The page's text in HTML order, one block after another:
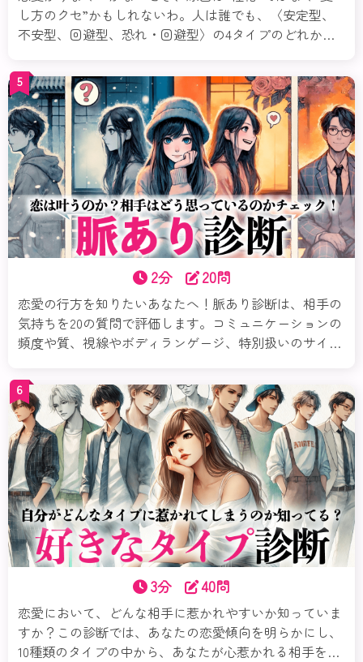
し方のクセ”かもしれないわ。人は誰でも、〈安定型、
不安型、回避型、恐れ・回避型〉の4タイプのどれかの
や心のパターンを紐解いていくわ。気づくだけで、恋は
もっとラクになるのよ。まずは診断から始めてみてね。
それじゃ愛着スタイル診断スタートよ！
5
2分 20問
恋愛の行方を知りたいあなたへ！脈あり診断は、相手の
気持ちを20の質問で評価します。コミュニケーションの
頻度や質、視線やボディランゲージ、特別扱いのサイン
具体的なアドバイスで、次のステップを自信を持って踏
み出せるようサポートします。自分の魅力を再確認し、
恋のチャンスを最大限に活かしましょう！今すぐ試し
て、素敵な恋を掴んでくださいね。
6
3分 40問
恋愛において、どんな相手に惹かれやすいか知っていま
すか？この診断では、あなたの恋愛傾向を明らかにし、
10種類のタイプの中から、あなたが心惹かれる相手を見